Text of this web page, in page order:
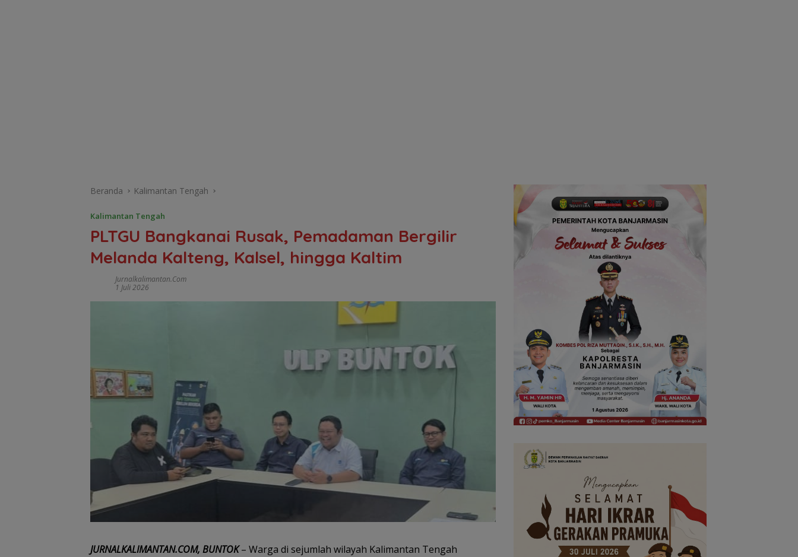
Beranda Kalimantan Tengah
Kalimantan Tengah
PLTGU Bangkanai Rusak, Pemadaman Bergilir
Melanda Kalteng, Kalsel, hingga Kaltim
Jurnalkalimantan.com
1 Juli 2026
JURNALKALIMANTAN.COM, BUNTOK– Warga di sejumlah wilayah Kalimantan Tengah